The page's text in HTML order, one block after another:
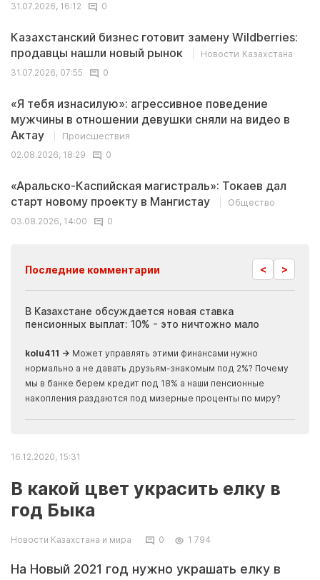
31.07.2026, 16:12
0
Казахстанский бизнес готовит замену Wildberries:
продавцы нашли новый рынок
Новости Казахстана
31.07.2026, 07:55
0
«Я тебя изнасилую»: агрессивное поведение
мужчины в отношении девушки сняли на видео в
Актау
Происшествия
02.08.2026, 18:29
0
«Аральско-Каспийская магистраль»: Токаев дал
старт новому проекту в Мангистау
Общество
03.08.2026, 14:00
0
Последние комментарии < >
В Казахстане обсуждается новая ставка
пенсионных выплат: 10% - это ничтожно мало
kolu411 → Может управлять этими финансами нужно
нормально а не давать друзьям-знакомым под 2%? Почему
мы в банке берем кредит под 18% а наши пенсионные
накопления раздаются под мизерные проценты по миру?
16.12.2020, 15:31
В какой цвет украсить елку в
год Быка
Новости Казахстана и мира 0 1 794
На Новый 2021 год нужно украшать елку в